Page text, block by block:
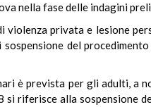
nella fase delle indagini
violenza privata e lesione
del
è prevista per gli adulti, a
riferisce alla sospensione